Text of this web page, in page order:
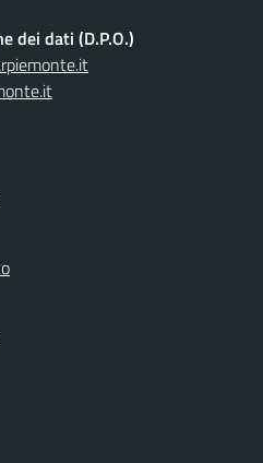
dei dati (D.P.O.)